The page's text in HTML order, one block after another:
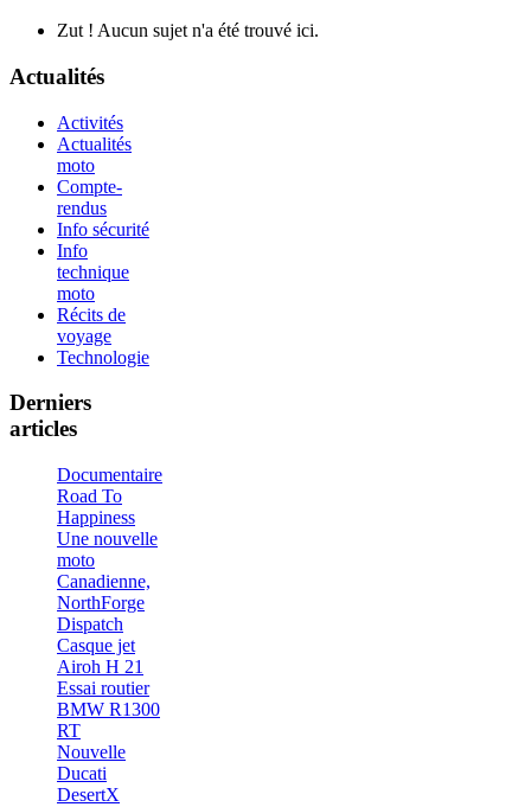
Zut ! Aucun sujet n'a été trouvé ici.
Actualités
Activités
Actualités
moto
Compte-
rendus
Info sécurité
Info
technique
moto
Récits de
voyage
Technologie
Derniers
articles
Documentaire
Road To
Happiness
Une nouvelle
moto
Canadienne,
NorthForge
Dispatch
Casque jet
Airoh H 21
Essai routier
BMW R1300
RT
Nouvelle
Ducati
DesertX